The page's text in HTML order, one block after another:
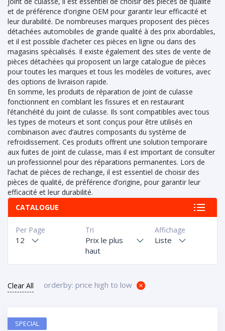
et de préférence d’origine OEM pour garantir leur efficacité et
leur durabilité. De nombreuses marques proposent des pièces
détachées automobiles de grande qualité à des prix abordables,
et il est possible d’acheter ces pièces en ligne ou dans des
magasins spécialisés. Il existe également des sites de vente de
pièces détachées qui proposent un large catalogue de pièces
pour toutes les marques et tous les modèles de voitures, avec
des options de livraison rapide.
En somme, les produits de réparation de joint de culasse
fonctionnent en comblant les fissures et en restaurant
l’étanchéité du joint de culasse. Ils sont compatibles avec tous
les types de moteurs et sont conçus pour être utilisés en
combinaison avec d’autres composants du système de
refroidissement. Ces produits offrent une solution temporaire
aux fuites de joint de culasse, mais il est important de consulter
un professionnel pour des réparations permanentes. Lors de
l’achat de pièces de rechange, il est essentiel de choisir des
pièces de qualité, de préférence d’origine, pour garantir leur
efficacité et leur durabilité.
CATALOGUE
Affichage
Liste
Tri
Prix le plus
haut
Per Page
12
Clear All orderby: price high to low
SPECIAL